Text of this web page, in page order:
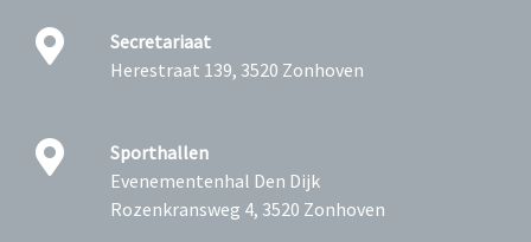
Secretariaat
Herestraat 139, 3520 Zonhoven
Sporthallen
Evenementenhal Den Dijk
Rozenkransweg 4, 3520 Zonhoven